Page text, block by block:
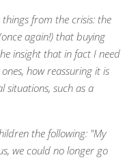
from the crisis: the
again!) that buying
insight that in fact I need
how reassuring it is
situations, such as a
the following: "My
we could no longer go